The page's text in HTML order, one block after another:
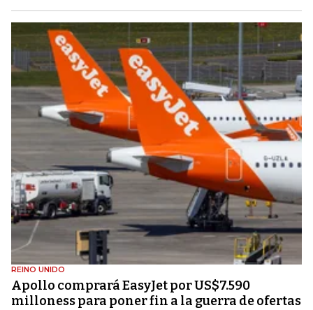
REINO UNIDO
Apollo comprará EasyJet por US$7.590
milloness para poner fin a la guerra de ofertas